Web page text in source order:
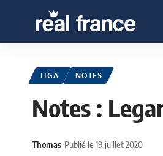
LIGA NOTES
Notes :
Thomas Publié le 19 juillet 2020